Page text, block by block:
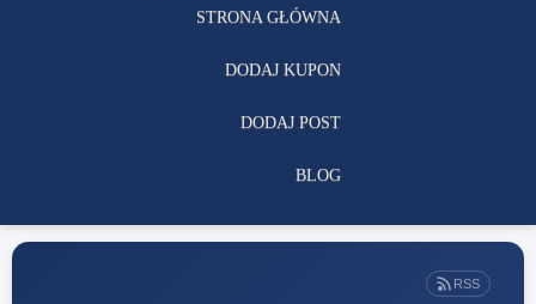
STRONA GŁÓWNA
DODAJ KUPON
DODAJ POST
BLOG
RSS